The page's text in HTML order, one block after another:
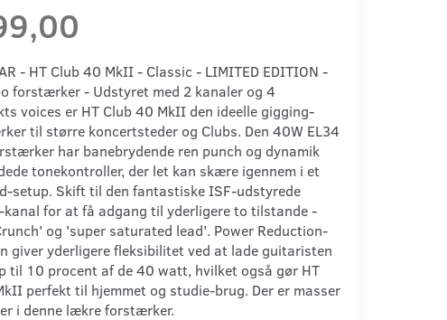
- HT Club 40 MkII - Classic - LIMITED EDITION -
forstærker - Udstyret med 2 kanaler og 4
voices er HT Club 40 MkII den ideelle gigging-
til større koncertsteder og Clubs. Den 40W EL34
har banebrydende ren punch og dynamik
tonekontroller, der let kan skære igennem i et
setup. Skift til den fantastiske ISF-udstyrede
kanal for at få adgang til yderligere to tilstande -
og 'super saturated lead'. Power Reduction-
giver yderligere fleksibilitet ved at lade guitaristen
til 10 procent af de 40 watt, hvilket også gør HT
perfekt til hjemmet og studie-brug. Der er masser
i denne lækre forstærker.